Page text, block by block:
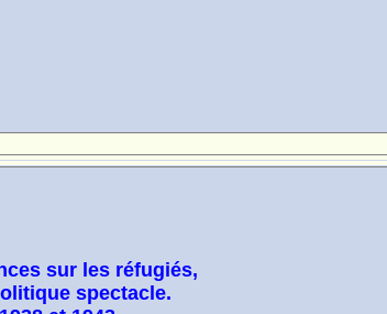
sur les réfugiés,
spectacle.